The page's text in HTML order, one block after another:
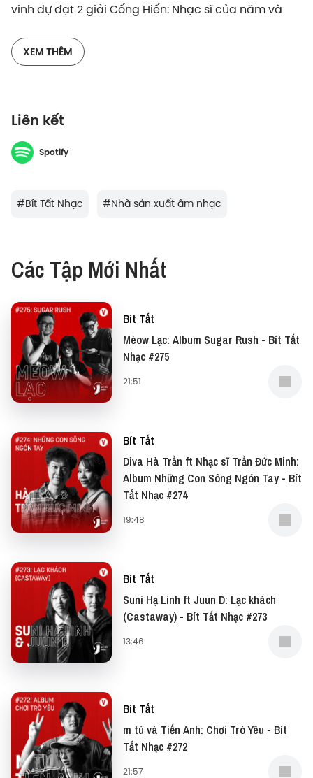
vinh dự đạt 2 giải Cống Hiến: Nhạc sĩ của năm và
Gần đây nhất, bài hát “Ngày đầu tiên” của Khắc
hạng. Có một sự thật đã được tiết lộ trong podcast
đó là tên bài hát được nghĩ ra trước cả khi sáng tác
về nội dung. Và còn rất nhiều điều thú vị xoay quanh
của Khắc Hưng nữa, cùng lắng nghe chia sẻ của
XEM THÊM
Liên kết
Spotify
#Bít Tất Nhạc #Nhà sản xuất âm nhạc
Các Tập Mới Nhất
Bít Tất
Mèow Lạc: Album Sugar Rush - Bít Tất
Nhạc #275
21:51
Bít Tất
Diva Hà Trần ft Nhạc sĩ Trần Đức Minh:
Album Những Con Sông Ngón Tay - Bít
Tất Nhạc #274
19:48
Bít Tất
Suni Hạ Linh ft Juun D: Lạc khách
(Castaway) - Bít Tất Nhạc #273
13:46
Bít Tất
m tú và Tiến Anh: Chơi Trò Yêu - Bít
Tất Nhạc #272
21:57